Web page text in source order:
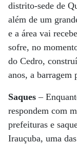
distrito-sede de
além de um
e a área vai
sofre, no
do Cedro,
anos, a barragem
Saques –
respondem com
prefeituras e
Irauçuba, uma